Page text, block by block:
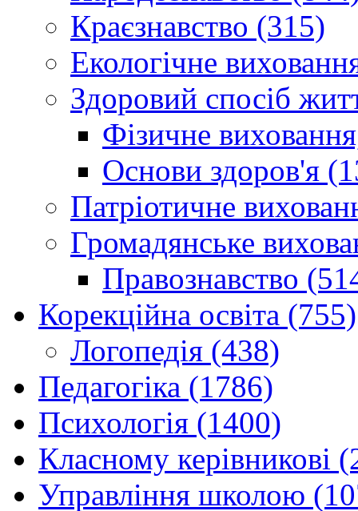
Краєзнавство (315)
Екологічне
Здоровий спосіб
Фізичне
Основи здоров'я
Патріотичне
Громадянське
Правознавство
Корекційна освіта (755)
Логопедія (438)
Педагогіка (1786)
Психологія (1400)
Класному керівникові
Управління школою